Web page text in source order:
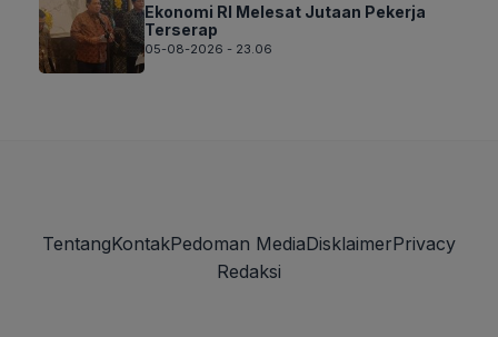
Ekonomi RI Melesat Jutaan Pekerja
Terserap
05-08-2026 - 23.06
TentangKontakPedoman MediaDisklaimerPrivacy
Redaksi